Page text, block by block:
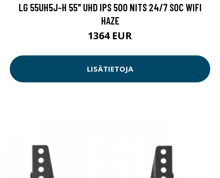
LG 55UH5J-H 55" UHD IPS 500 NITS 24/7 SOC WIFI
HAZE
1364 EUR
LISÄTIETOJA